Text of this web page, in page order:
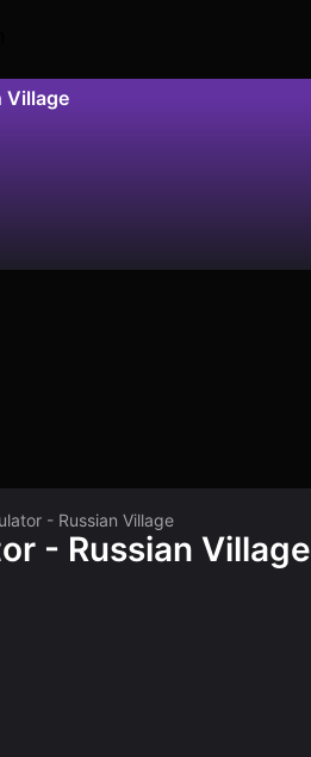
Village
- Russian Village
- Russian Village